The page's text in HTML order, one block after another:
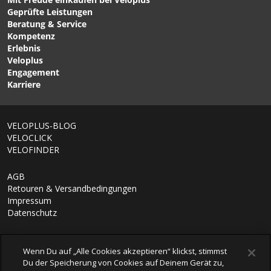
HASSLE'OFF Multitool, 20+
Funktionen / schwarz /
20+ Funktionen von
MILKIT SWISS
ENGINEERED
Geprüfte Leistungen
Beratung & Service
Kompetenz
Erlebnis
Veloplus
Engagement
Karriere
VELOPLUS-BLOG
VELOCLICK
VELOFINDER
AGB
Retouren & Versandbedingungen
Impressum
Datenschutz
Wenn Du auf „Alle Cookies akzeptieren“ klickst, stimmst
Du der Speicherung von Cookies auf Deinem Gerät zu,